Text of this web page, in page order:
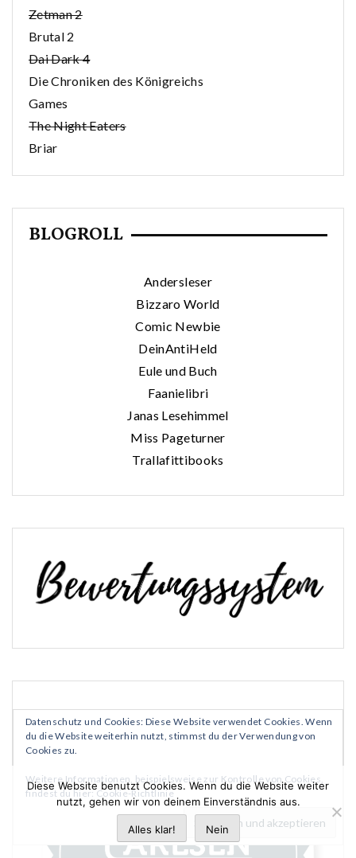
Zetman 2
Brutal 2
Dai Dark 4
Die Chroniken des Königreichs
Games
The Night Eaters
Briar
BLOGROLL
Andersleser
Bizzaro World
Comic Newbie
DeinAntiHeld
Eule und Buch
Faanielibri
Janas Lesehimmel
Miss Pageturner
Trallafittibooks
Datenschutz und Cookies: Diese Website verwendet Cookies. Wenn
du die Website weiterhin nutzt, stimmst du der Verwendung von
Cookies zu.
Weitere Informationen, beispielsweise zur Kontrolle von Cookies,
findest du hier:Cookie-Richtlinie
Diese Website benutzt Cookies. Wenn du die Website weiter
nutzt, gehen wir von deinem Einverständnis aus.
Alles klar! Nein